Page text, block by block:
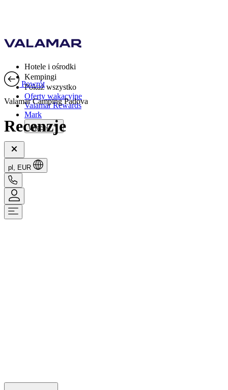
Hotele i ośrodki
Kempingi
Pokaż wszystko
Oferty wakacyjne
Valamar Rewards
Mark
Więcej
pl, EUR
Powrót
Valamar Camping Padova
Recenzje